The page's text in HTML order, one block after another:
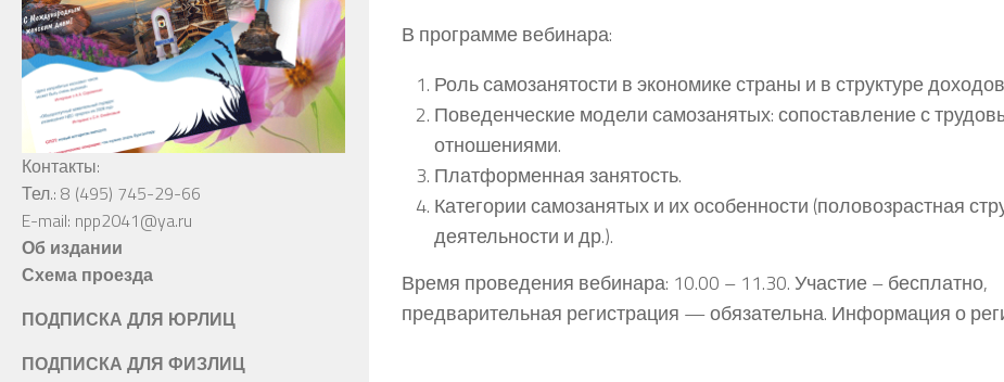
В программе вебинара:
Роль самозанятости в экономике страны и в структуре
Поведенческие модели самозанятых: сопоставление с
отношениями.
Платформенная занятость.
Категории самозанятых и их особенности (половозрастная
деятельности и др.).
Время проведения вебинара: 10.00 – 11.30. Участие – бесплатно,
предварительная регистрация — обязательна. Информация о
Контакты:
Тел.: 8 (495) 745-29-66
E-mail: npp2041@ya.ru
Об издании
Схема проезда
ПОДПИСКА ДЛЯ ЮРЛИЦ
ПОДПИСКА ДЛЯ ФИЗЛИЦ